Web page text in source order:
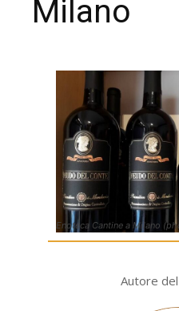
Milano
Enoteca Cantine a Milano
Autore